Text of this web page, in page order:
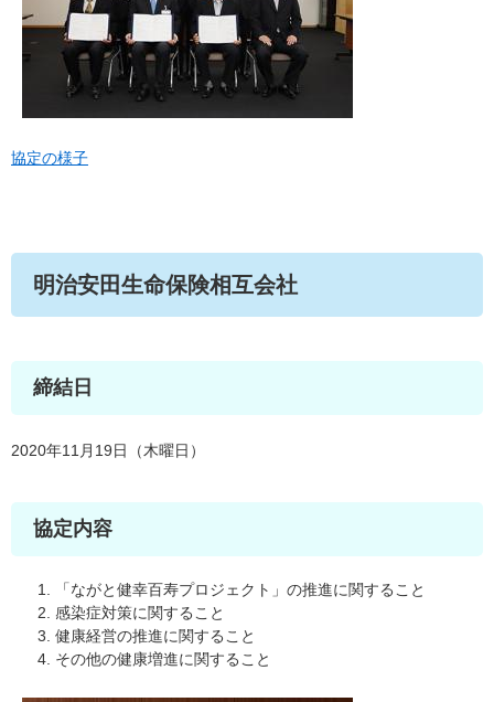
協定の様子
明治安田生命保険相互会社
締結日
2020年11月19日（木曜日）
協定内容
「ながと健幸百寿プロジェクト」の推進に関すること
感染症対策に関すること
健康経営の推進に関すること
その他の健康増進に関すること